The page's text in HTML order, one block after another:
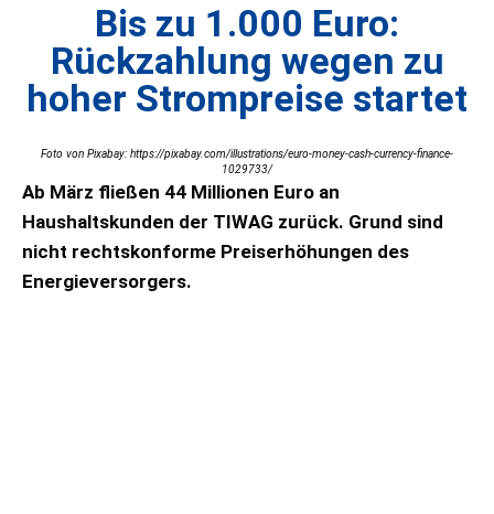
Bis zu 1.000 Euro:
Rückzahlung wegen zu
hoher Strompreise startet
Foto von Pixabay: https://pixabay.com/illustrations/euro-money-cash-currency-finance-
1029733/
Ab März fließen 44 Millionen Euro an
Haushaltskunden der TIWAG zurück. Grund sind
nicht rechtskonforme Preiserhöhungen des
Energieversorgers.